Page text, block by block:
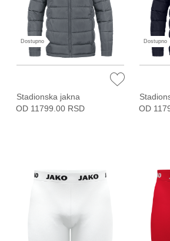
Dostupno
Stadionska jakna
OD 11799.00 RSD
Dostupno
OD